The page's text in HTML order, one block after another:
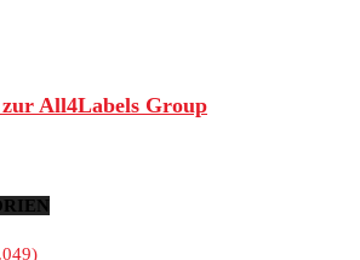
zur All4Labels Group